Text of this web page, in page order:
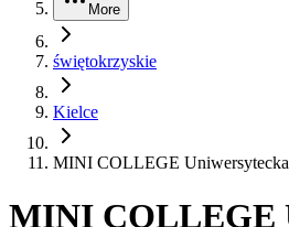
More
świętokrzyskie
Kielce
MINI COLLEGE Uniwersytecka
MINI COLLEGE